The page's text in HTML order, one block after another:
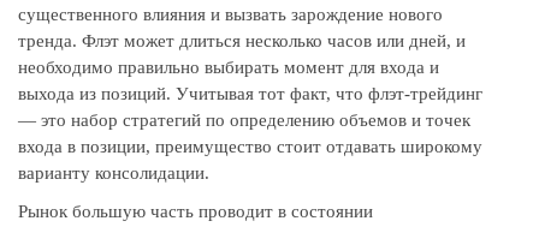
существенного влияния и вызвать зарождение нового
тренда. Флэт может длиться несколько часов или дней, и
необходимо правильно выбирать момент для входа и
выхода из позиций. Учитывая тот факт, что флэт-трейдинг
— это набор стратегий по определению объемов и точек
входа в позиции, преимущество стоит отдавать широкому
варианту консолидации.
Рынок большую часть проводит в состоянии